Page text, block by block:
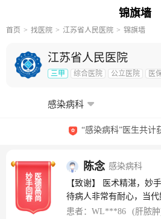
锦旗墙
首页 找医院 江苏省人民医院 锦旗墙
江苏省人民医院
三甲 综合医院 公立医院 医
“感染病科”医生共计
感染病科
妙
手
回
春
医
德
高
尚
陈念 感染病科
【致谢】 医术精湛，妙
待病人非常有耐心，当代
患者：WL***86
(肝脓